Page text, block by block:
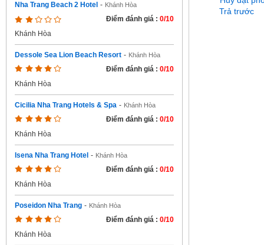
Nha Trang Beach 2 Hotel - Khánh Hòa
Điểm đánh giá : 0/10
Khánh Hòa
Dessole Sea Lion Beach Resort - Khánh Hòa
Điểm đánh giá : 0/10
Khánh Hòa
Cicilia Nha Trang Hotels & Spa - Khánh Hòa
Điểm đánh giá : 0/10
Khánh Hòa
Isena Nha Trang Hotel - Khánh Hòa
Điểm đánh giá : 0/10
Khánh Hòa
Poseidon Nha Trang - Khánh Hòa
Điểm đánh giá : 0/10
Khánh Hòa
Trả trước